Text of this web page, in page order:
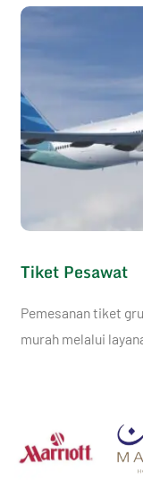
Tiket Pesawat
Pemesanan tiket
murah melalui